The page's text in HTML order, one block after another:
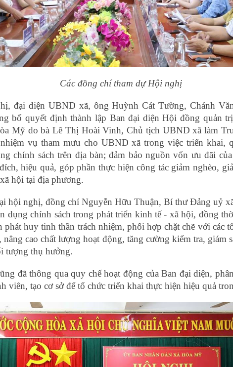
Các đồng chí tham dự Hội nghị
đại diện UBND xã, ông Huỳnh Cát Tường, Chánh
bố quyết định thành lập Ban đại diện Hội đồng quản
Mỹ do bà Lê Thị Hoài Vinh, Chủ tịch UBND xã làm
vụ tham mưu cho UBND xã trong việc triển khai,
chính sách trên địa bàn; đảm bảo nguồn vốn ưu đãi
hiệu quả, góp phần thực hiện công tác giảm nghèo,
hội tại địa phương.
hội nghị, đồng chí Nguyễn Hữu Thuận, Bí thư Đảng uỷ
dụng chính sách trong phát triển kinh tế - xã hội, đồng
phát huy tinh thần trách nhiệm, phối hợp chặt chẽ với các
cao chất lượng hoạt động, tăng cường kiểm tra, giám
tượng thụ hưởng.
đã thông qua quy chế hoạt động của Ban đại diện,
viên, tạo cơ sở để tổ chức triển khai thực hiện hiệu quả